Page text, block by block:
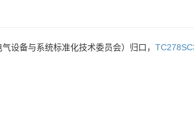
气设备与系统标准化技术委员会）归口，